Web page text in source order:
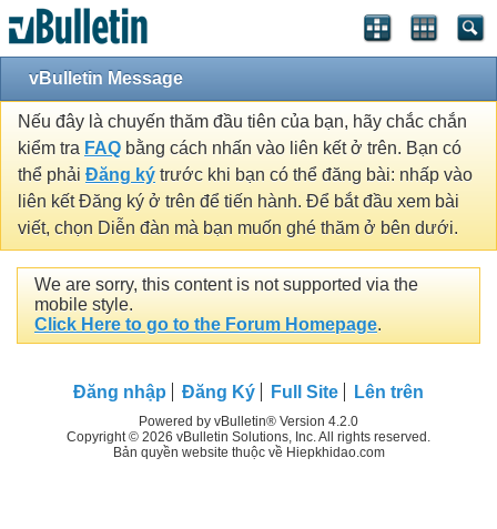
vBulletin Message
Nếu đây là chuyến thăm đầu tiên của bạn, hãy chắc chắn
kiểm tra FAQ bằng cách nhấn vào liên kết ở trên. Bạn có
thể phải Đăng ký trước khi bạn có thể đăng bài: nhấp vào
liên kết Đăng ký ở trên để tiến hành. Để bắt đầu xem bài
viết, chọn Diễn đàn mà bạn muốn ghé thăm ở bên dưới.
We are sorry, this content is not supported via the
mobile style.
Click Here to go to the Forum Homepage.
Đăng nhập Đăng Ký Full Site Lên trên
Powered by vBulletin® Version 4.2.0
Copyright © 2026 vBulletin Solutions, Inc. All rights reserved.
Bản quyền website thuộc về Hiepkhidao.com